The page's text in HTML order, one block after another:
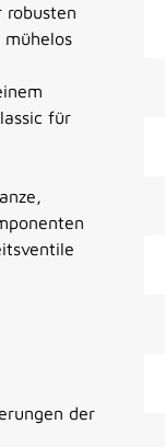
robusten
für
der